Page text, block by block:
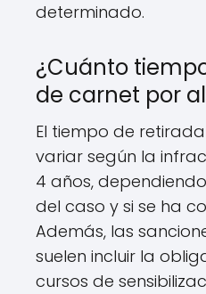
determinado.
¿Cuánto
de carnet por
El tiempo de
variar según la
4 años,
del caso y si se ha
Además, las
suelen incluir la
cursos de